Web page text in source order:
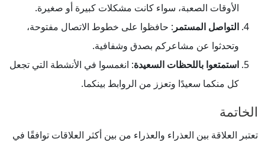
الأوقات الصعبة، سواء كانت مشكلات كبيرة أو صغيرة.
التواصل المستمر : حافظوا على خطوط الاتصال مفتوحة،
وتحدثوا عن مشاعركم بصدق وشفافية.
استمتعوا باللحظات السعيدة: انغمسوا في الأنشطة التي تجعل
كل منكما سعيدًا وتعزز من الروابط بينكما.
الخاتمة
تعتبر العلاقة بين العذراء والعذراء من بين أكثر العلاقات توافقًا في